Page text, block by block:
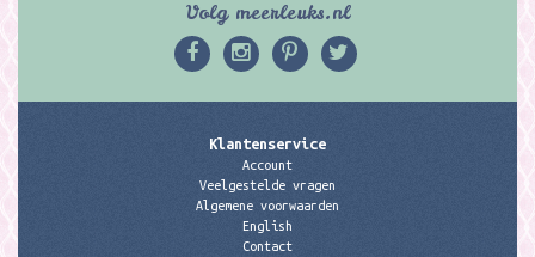
Volg meerleuks.nl
Klantenservice
Account
Veelgestelde vragen
Algemene voorwaarden
English
Contact